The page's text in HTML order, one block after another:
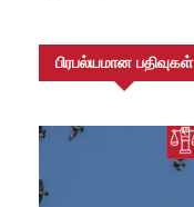
பிரபல்யமான பதிவுகள்